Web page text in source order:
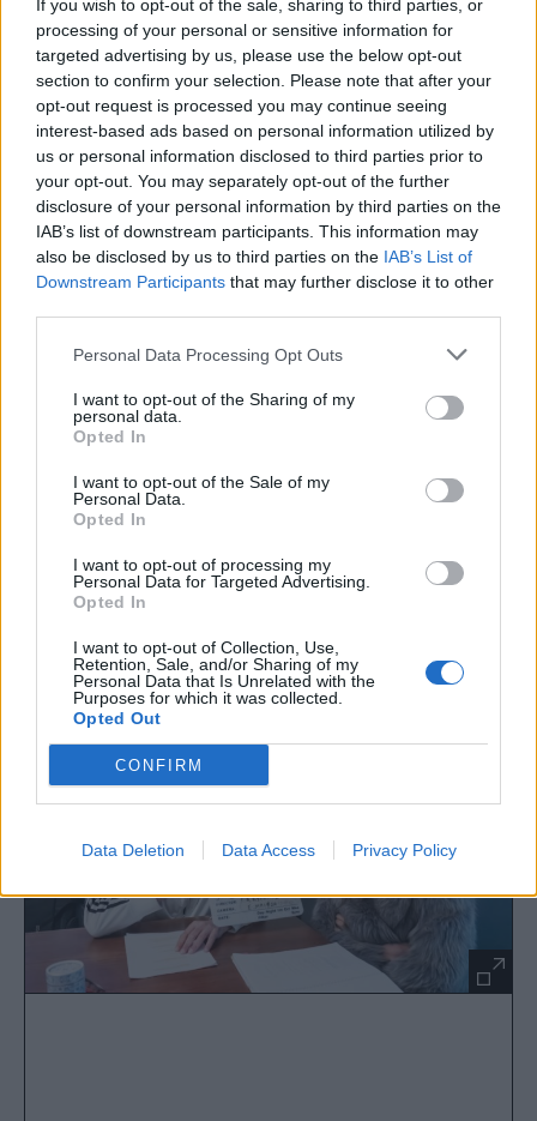
If you wish to opt-out of the sale, sharing to third parties, or
processing of your personal or sensitive information for
targeted advertising by us, please use the below opt-out
section to confirm your selection. Please note that after your
opt-out request is processed you may continue seeing
interest-based ads based on personal information utilized by
us or personal information disclosed to third parties prior to
your opt-out. You may separately opt-out of the further
disclosure of your personal information by third parties on the
IAB’s list of downstream participants. This information may
also be disclosed by us to third parties on the IAB’s List of
Downstream Participants that may further disclose it to other
Personal Data Processing Opt Outs
I want to opt-out of the Sharing of my
personal data.
Opted In
I want to opt-out of the Sale of my
Personal Data.
Opted In
I want to opt-out of processing my
Personal Data for Targeted Advertising.
Opted In
I want to opt-out of Collection, Use,
Retention, Sale, and/or Sharing of my
Personal Data that Is Unrelated with the
Purposes for which it was collected.
Opted Out
CONFIRM
Data Deletion Data Access Privacy Policy
Ο Δημήτρης Καπουράνης
θα υποδυθεί τον
Φίλιππο, έναν μουσικό που κατηγορείται για
τον θάνατο της συντρόφου του σε τροχαίο, το
οποίο συνέβη κάτω από αδιευκρίνιστες
συνθήκες.
η Ελίζα Σκολίδη η οποία κατάγεται από
εύπορη οικογένεια, αναλαμβάνει την
υπεράσπισή του και τότε ξεκινά ένας κύκλος
τους χαρακτήρες.
Από τις νέες backstage φωτογραφίες που
δημοσίευσε το Mega, εικάζουμε πως υπάρχει
Παπαδοκωνσταντάκη και της Ελίζας Σκολίδη.